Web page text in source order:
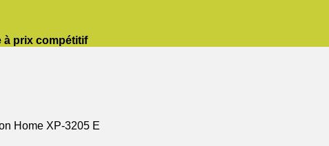
à prix compétitif
Home XP-3205 E